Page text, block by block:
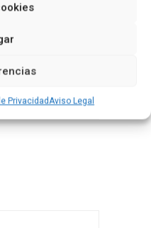
PrivacidadAviso Legal